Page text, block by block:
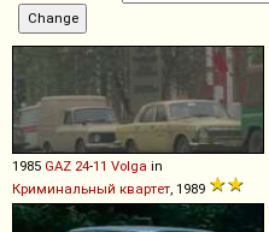
1985 GAZ 24-11 Volga in
Криминальный квартет , 1989